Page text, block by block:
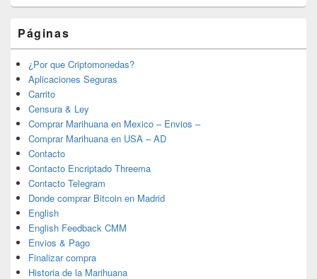
Páginas
¿Por que Criptomonedas?
Aplicaciones Seguras
Carrito
Censura & Ley
Comprar Marihuana en Mexico – Envios –
Comprar Marihuana en USA – AD
Contacto
Contacto Encriptado Threema
Contacto Telegram
Donde comprar Bitcoin en Madrid
English
English Feedback CMM
Envios & Pago
Finalizar compra
Historia de la Marihuana